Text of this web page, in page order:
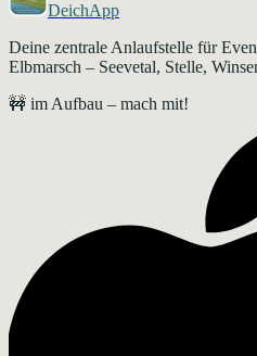
DeichApp
Deine zentrale Anlaufstelle für
Elbmarsch – Seevetal, Stelle,
🚧 im Aufbau – mach mit!